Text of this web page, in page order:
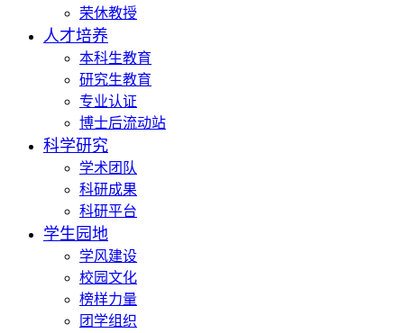
荣休教授
人才培养
本科生教育
研究生教育
专业认证
博士后流动站
科学研究
学术团队
科研成果
科研平台
学生园地
学风建设
校园文化
榜样力量
团学组织